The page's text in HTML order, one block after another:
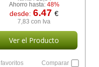
Ahorro hasta: 48%
desde:6.47€
7,83 con Iva
Ver el Producto
favoritos Comparar